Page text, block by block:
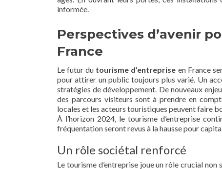
informée.
Perspectives d’avenir
France
Le futur du tourisme d’entreprise en France
pour attirer un public toujours plus varié. Un
stratégies de développement. De nouveaux
des parcours visiteurs sont à prendre en
locales et les acteurs touristiques peuvent faire
À l’horizon 2024, le tourisme d’entreprise
fréquentation seront revus à la hausse pour
Un rôle sociétal renforcé
Le tourisme d’entreprise joue un rôle crucial